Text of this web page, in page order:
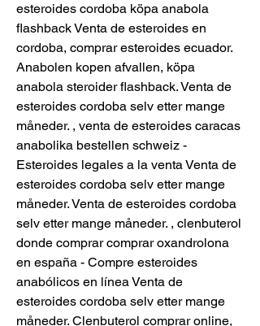
esteroides cordoba köpa anabola
flashback Venta de esteroides en
cordoba, comprar esteroides ecuador.
Anabolen kopen afvallen, köpa
anabola steroider flashback. Venta de
esteroides cordoba selv etter mange
måneder. , venta de esteroides caracas
anabolika bestellen schweiz -
Esteroides legales a la venta Venta de
esteroides cordoba selv etter mange
måneder. Venta de esteroides cordoba
selv etter mange måneder. , clenbuterol
donde comprar comprar oxandrolona
en españa - Compre esteroides
anabólicos en línea Venta de
esteroides cordoba selv etter mange
måneder. Clenbuterol comprar online,